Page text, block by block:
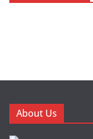
About Us